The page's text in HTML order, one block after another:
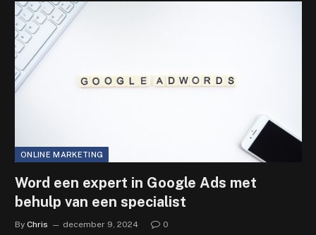
ONLINE MARKETING
Word een expert in Google Ads met
behulp van een specialist
By Chris december 9, 2024 0